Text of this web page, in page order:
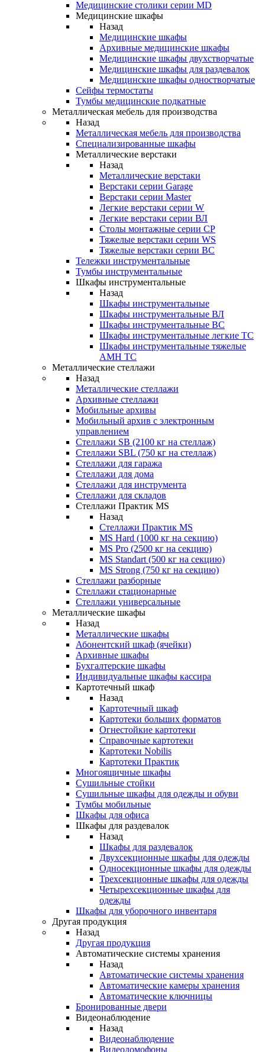
Медицинские столики серии MD
Медицинские шкафы
Назад
Медицинские шкафы
Архивные медицинские шкафы
Медицинские шкафы двухстворчатые
Медицинские шкафы для раздевалок
Медицинские шкафы одностворчатые
Сейфы термостаты
Тумбы медицинские подкатные
Металлическая мебель для производства
Назад
Металлическая мебель для производства
Cпециализированные шкафы
Металлические верстаки
Назад
Металлические верстаки
Верстаки серии Garage
Верстаки серии Master
Легкие верстаки серии W
Легкие верстаки серии ВЛ
Столы монтажные серии СР
Тяжелые верстаки серии WS
Тяжелые верстаки серии ВС
Тележки инструментальные
Тумбы инструментальные
Шкафы инструментальные
Назад
Шкафы инструментальные
Шкафы инструментальные ВЛ
Шкафы инструментальные ВС
Шкафы инструментальные легкие ТС
Шкафы инструментальные тяжелые
AMH TC
Металлические стеллажи
Назад
Металлические стеллажи
Архивные стеллажи
Мобильные архивы
Мобильный архив с электронным
управлением
Стеллажи SB (2100 кг на стеллаж)
Стеллажи SBL (750 кг на стеллаж)
Стеллажи для гаража
Стеллажи для дома
Стеллажи для инструмента
Стеллажи для складов
Стеллажи Практик MS
Назад
Стеллажи Практик MS
MS Hard (1000 кг на секцию)
MS Pro (2500 кг на секцию)
MS Standart (500 кг на секцию)
MS Strong (750 кг на секцию)
Стеллажи разборные
Стеллажи стационарные
Стеллажи универсальные
Металлические шкафы
Назад
Металлические шкафы
Абонентский шкаф (ячейки)
Архивные шкафы
Бухгалтерские шкафы
Индивидуальные шкафы кассира
Картотечный шкаф
Назад
Картотечный шкаф
Картотеки больших форматов
Огнестойкие картотеки
Справочные картотеки
Картотеки Nobilis
Картотеки Практик
Многоящичные шкафы
Сушильные стойки
Сушильные шкафы для одежды и обуви
Тумбы мобильные
Шкафы для офиса
Шкафы для раздевалок
Назад
Шкафы для раздевалок
Двухсекционные шкафы для одежды
Односекционные шкафы для одежды
Трехсекционные шкафы для одежды
Четырехсекционные шкафы для
одежды
Шкафы для уборочного инвентаря
Другая продукция
Назад
Другая продукция
Автоматические системы хранения
Назад
Автоматические системы хранения
Автоматические камеры хранения
Автоматические ключницы
Бронированные двери
Видеонаблюдение
Назад
Видеонаблюдение
Видеодомофоны